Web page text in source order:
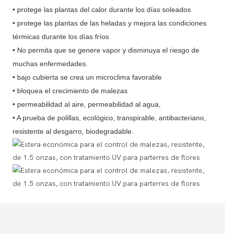
• protege las plantas del calor durante los días soleados
• protege las plantas de las heladas y mejora las condiciones
térmicas durante los días fríos
• No permita que se genere vapor y disminuya el riesgo de
muchas enfermedades.
• bajo cubierta se crea un microclima favorable
• bloquea el crecimiento de malezas
• permeabilidad al aire, permeabilidad al agua,
• A prueba de polillas, ecológico, transpirable, antibacteriano,
resistente al desgarro, biodegradable.